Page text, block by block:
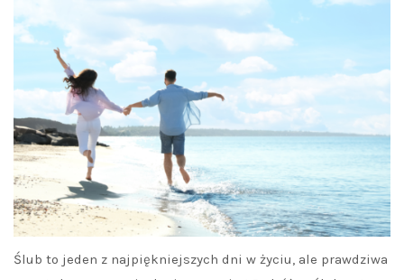
Ślub to jeden z najpiękniejszych dni w życiu, ale prawdziwa